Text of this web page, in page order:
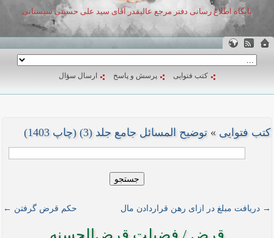
پایگاه اطلاع رسانی دفتر مرجع عالیقدر آقای سید علی حسینی سیستانی
کتب فتوایی پرسش و پاسخ ارسال سؤال
کتب فتوایی » توضیح المسائل جامع جلد (3) (چاپ 1403)
جستجو
حکم قرض گرفتن ← → دریافت مبلغ در ازای رهن قراردادن مال